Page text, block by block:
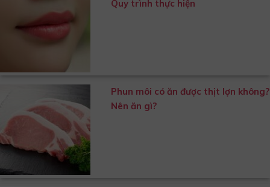
Quy trình thực hiện
Phun môi có ăn được thịt lợn không?
Nên ăn gì?